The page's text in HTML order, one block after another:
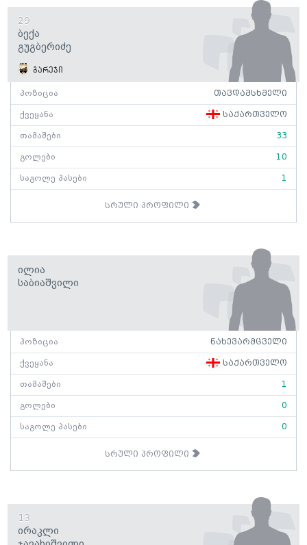
29
Ბექა
Გუგბერიძე
გარეჯი
პოზიცია თავდამსხმელი
ქვეყანა საქართველო
თამაშები 33
გოლები 10
საგოლე პასები 1
სრული პროფილი
Ილია
Საბიაშვილი
პოზიცია ნახევარმცველი
ქვეყანა საქართველო
თამაშები 1
გოლები 0
საგოლე პასები 0
სრული პროფილი
13
Ირაკლი